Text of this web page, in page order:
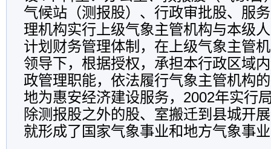
气候站（测报股）、行政审批股、服
理机构实行上级气象主管机构与本级
计划财务管理体制，在上级气象主管
领导下，根据授权，承担本行政区域
政管理职能，依法履行气象主管机构
地为惠安经济建设服务，2002年实行
除测报股之外的股、室搬迁到县城开
就形成了国家气象事业和地方气象事